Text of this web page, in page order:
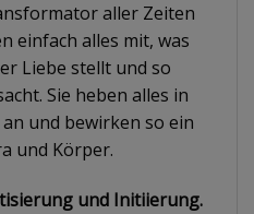
aller Zeiten
einfach alles mit, was
Liebe stellt und so
Sie heben alles in
und bewirken so ein
und Körper.
und Initiierung.